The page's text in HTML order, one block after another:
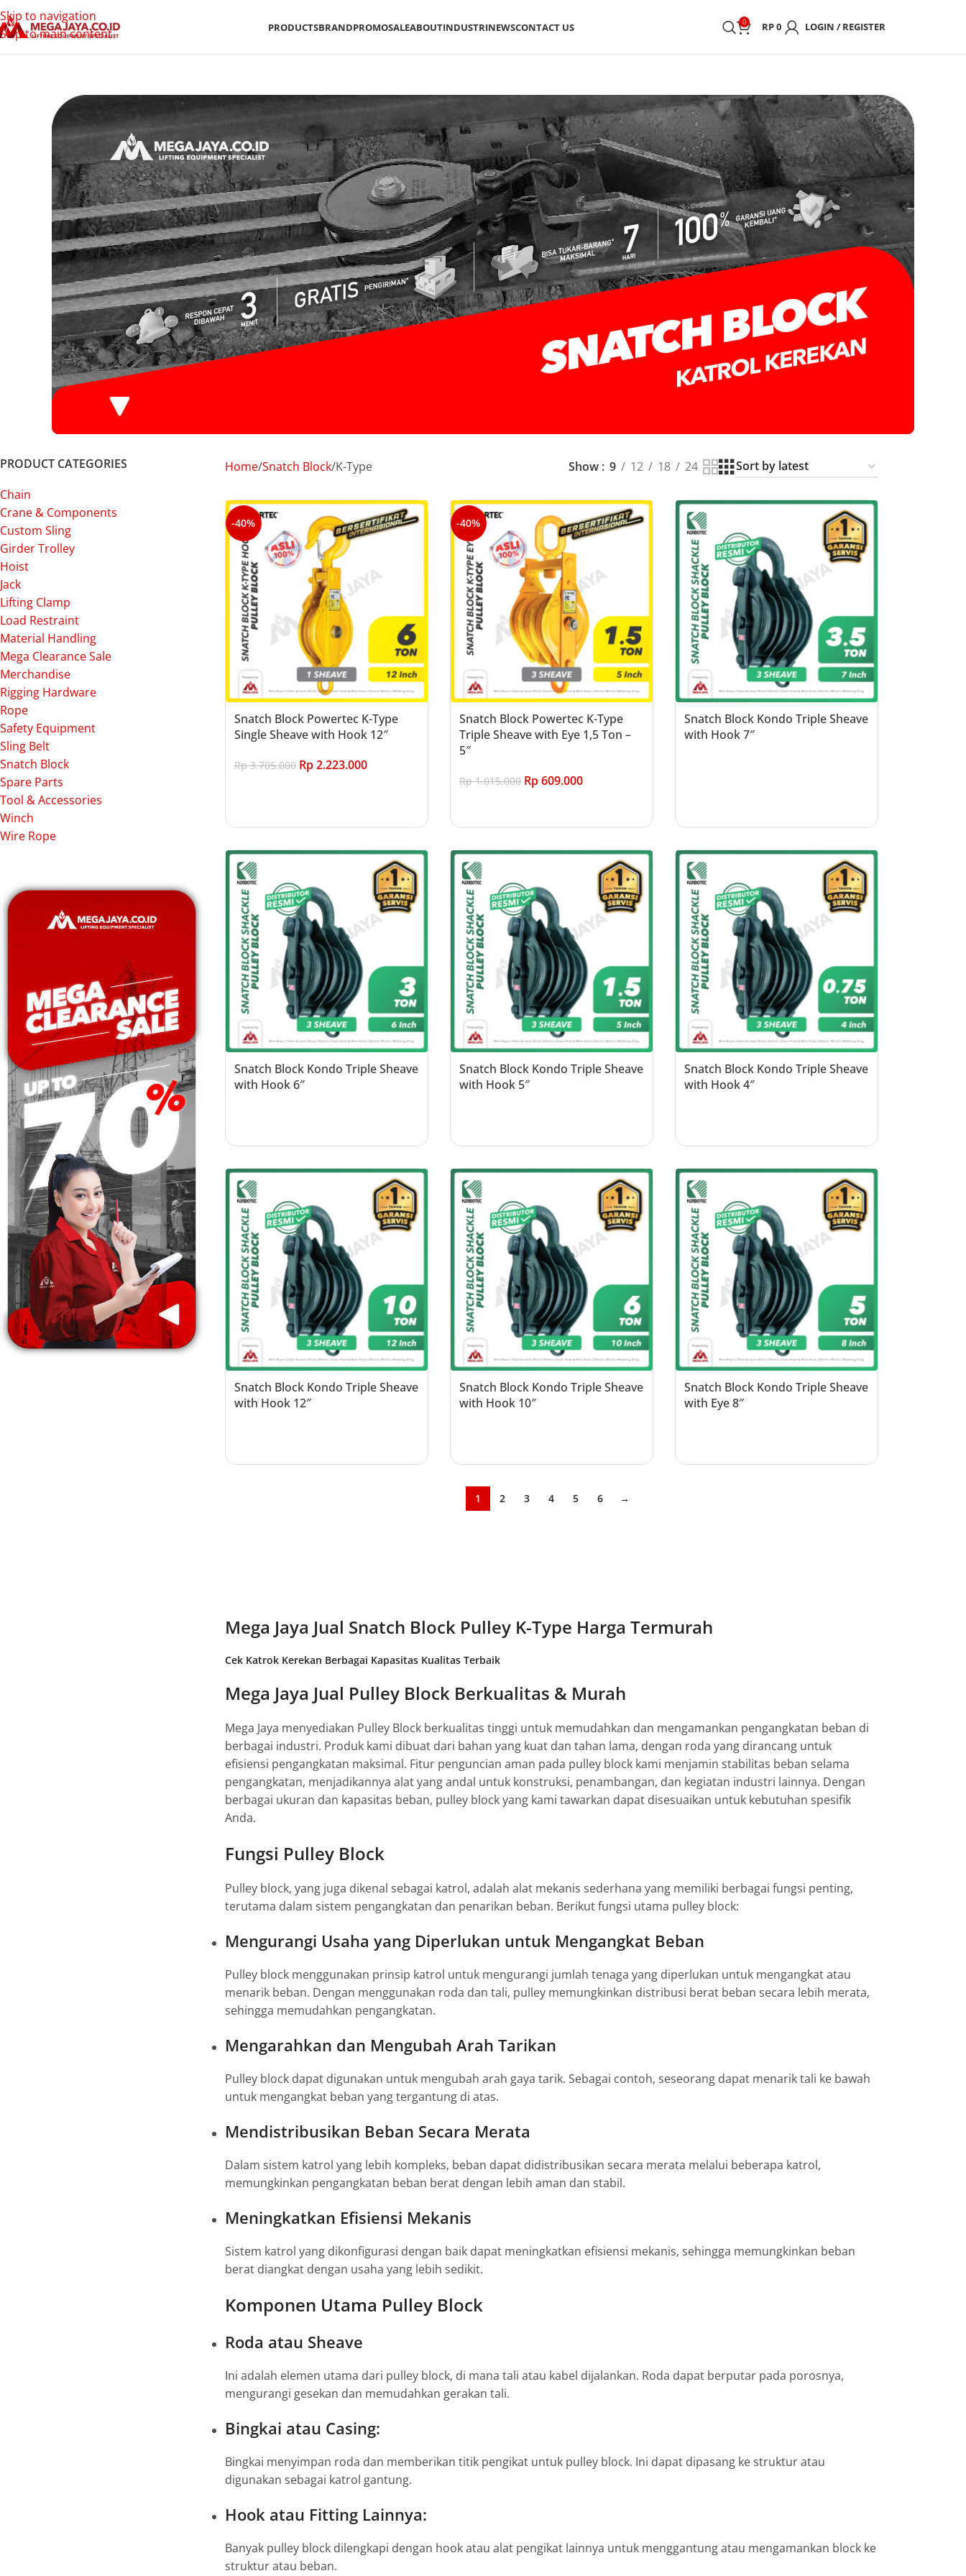
Skip to navigation
Skip to main content
PRODUCTSBRANDPROMOSALEABOUTINDUSTRINEWSCONTACT US 0 RP0 LOGIN / REGISTER
PRODUCT CATEGORIES
Chain
Crane & Components
Custom Sling
Girder Trolley
Hoist
Jack
Lifting Clamp
Load Restraint
Material Handling
Mega Clearance Sale
Merchandise
Rigging Hardware
Rope
Safety Equipment
Sling Belt
Snatch Block
Spare Parts
Tool & Accessories
Winch
Wire Rope
Home Snatch Block K-Type Show 9 12 18 24
-40%
Snatch Block Powertec K-Type
Single Sheave with Hook 12″
Rp3.705.000 Rp2.223.000
-40%
Snatch Block Powertec K-Type
Triple Sheave with Eye 1,5 Ton –
5″
Rp1.015.000 Rp609.000
Snatch Block Kondo Triple Sheave
with Hook 7″
Snatch Block Kondo Triple Sheave
with Hook 6″
Snatch Block Kondo Triple Sheave
with Hook 5″
Snatch Block Kondo Triple Sheave
with Hook 4″
Snatch Block Kondo Triple Sheave
with Hook 12″
Snatch Block Kondo Triple Sheave
with Hook 10″
Snatch Block Kondo Triple Sheave
with Eye 8″
1 2 3 4 5 6 →
Mega Jaya Jual Snatch Block Pulley K-Type Harga Termurah
Cek Katrok Kerekan Berbagai Kapasitas Kualitas Terbaik
Mega Jaya Jual Pulley Block Berkualitas & Murah
Mega Jaya menyediakan Pulley Block berkualitas tinggi untuk memudahkan dan mengamankan pengangkatan beban di
berbagai industri. Produk kami dibuat dari bahan yang kuat dan tahan lama, dengan roda yang dirancang untuk
efisiensi pengangkatan maksimal. Fitur penguncian aman pada pulley block kami menjamin stabilitas beban selama
pengangkatan, menjadikannya alat yang andal untuk konstruksi, penambangan, dan kegiatan industri lainnya. Dengan
berbagai ukuran dan kapasitas beban, pulley block yang kami tawarkan dapat disesuaikan untuk kebutuhan spesifik
Anda.
Fungsi Pulley Block
Pulley block, yang juga dikenal sebagai katrol, adalah alat mekanis sederhana yang memiliki berbagai fungsi penting,
terutama dalam sistem pengangkatan dan penarikan beban. Berikut fungsi utama pulley block:
Mengurangi Usaha yang Diperlukan untuk Mengangkat Beban
Pulley block menggunakan prinsip katrol untuk mengurangi jumlah tenaga yang diperlukan untuk mengangkat atau
menarik beban. Dengan menggunakan roda dan tali, pulley memungkinkan distribusi berat beban secara lebih merata,
sehingga memudahkan pengangkatan.
Mengarahkan dan Mengubah Arah Tarikan
Pulley block dapat digunakan untuk mengubah arah gaya tarik. Sebagai contoh, seseorang dapat menarik tali ke bawah
untuk mengangkat beban yang tergantung di atas.
Mendistribusikan Beban Secara Merata
Dalam sistem katrol yang lebih kompleks, beban dapat didistribusikan secara merata melalui beberapa katrol,
memungkinkan pengangkatan beban berat dengan lebih aman dan stabil.
Meningkatkan Efisiensi Mekanis
Sistem katrol yang dikonfigurasi dengan baik dapat meningkatkan efisiensi mekanis, sehingga memungkinkan beban
berat diangkat dengan usaha yang lebih sedikit.
Komponen Utama Pulley Block
Roda atau Sheave
Ini adalah elemen utama dari pulley block, di mana tali atau kabel dijalankan. Roda dapat berputar pada porosnya,
mengurangi gesekan dan memudahkan gerakan tali.
Bingkai atau Casing:
Bingkai menyimpan roda dan memberikan titik pengikat untuk pulley block. Ini dapat dipasang ke struktur atau
digunakan sebagai katrol gantung.
Hook atau Fitting Lainnya:
Banyak pulley block dilengkapi dengan hook atau alat pengikat lainnya untuk menggantung atau mengamankan block ke
struktur atau beban.